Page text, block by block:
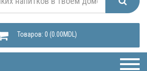
Товаров: 0 (0.00MDL)